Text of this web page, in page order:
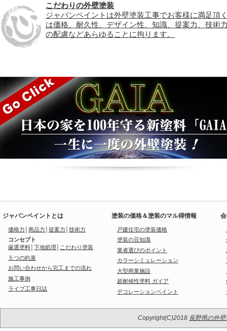
こだわりの外壁塗装
ジャパンペイントは外壁塗装工事でお客様に満足頂
は価格、耐久性、デザイン性、知識、提案力、技術
の配慮などあらゆることに拘ります。
ジャパンペイントとは
価格力 商品力 提案力
技術力
コンセプト
厳選塗料 下地処理
こだわり塗装
５つの約束
お問い合わせから完工までの流れ
施工事例
ライブ工事日誌
塗装の価格＆塗装のマル得情報
戸建住宅の塗装価格
塗装の豆知識
業者選びのポイント
カラーシミュレーション
大型商業施設
超耐候性塗料 ガイア
デコレーションペイント
Copyright(C)2018 長野県の外